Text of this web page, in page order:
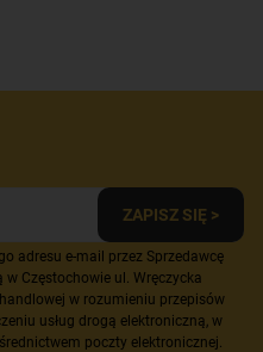
ZAPISZ SIĘ >
adresu e-mail przez Sprzedawcę
w Częstochowie ul. Wręczycka
w rozumieniu przepisów
usług drogą elektroniczną, w
poczty elektronicznej.